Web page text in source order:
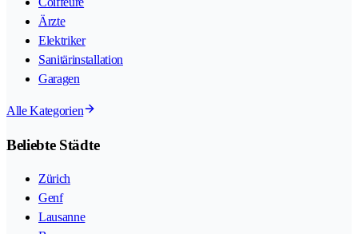
Ärzte
Elektriker
Sanitärinstallation
Garagen
Alle Kategorien
Beliebte Städte
Zürich
Genf
Lausanne